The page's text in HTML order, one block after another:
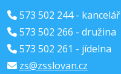
573 502 244 - kancelář
573 502 266 - družina
573 502 261 - jídelna
zs@zsslovan.cz